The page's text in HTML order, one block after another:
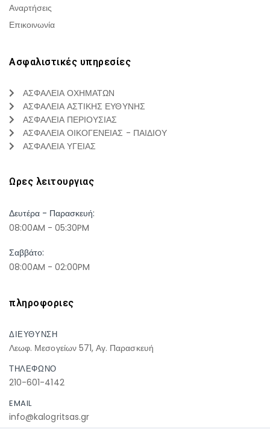
Αναρτήσεις
Επικοινωνία
Ασφαλιστικές υπηρεσίες
ΑΣΦΑΛΕΙΑ ΟΧΗΜΑΤΩΝ
ΑΣΦΑΛΕΙΑ ΑΣΤΙΚΗΣ ΕΥΘΥΝΗΣ
ΑΣΦΑΛΕΙΑ ΠΕΡΙΟΥΣΙΑΣ
ΑΣΦΑΛΕΙΑ ΟΙΚΟΓΕΝΕΙΑΣ - ΠΑΙΔΙΟΥ
ΑΣΦΑΛΕΙΑ ΥΓΕΙΑΣ
Ωρες λειτουργιας
Δευτέρα - Παρασκευή:
08:00AM - 05:30PM
Σαββάτο:
08:00AM - 02:00PM
πληροφοριες
ΔΙΕΥΘΥΝΣΗ
Λεωφ. Μεσογείων 571, Αγ. Παρασκευή
ΤΗΛΕΦΩΝΟ
210-601-4142
EMAIL
info@kalogritsas.gr